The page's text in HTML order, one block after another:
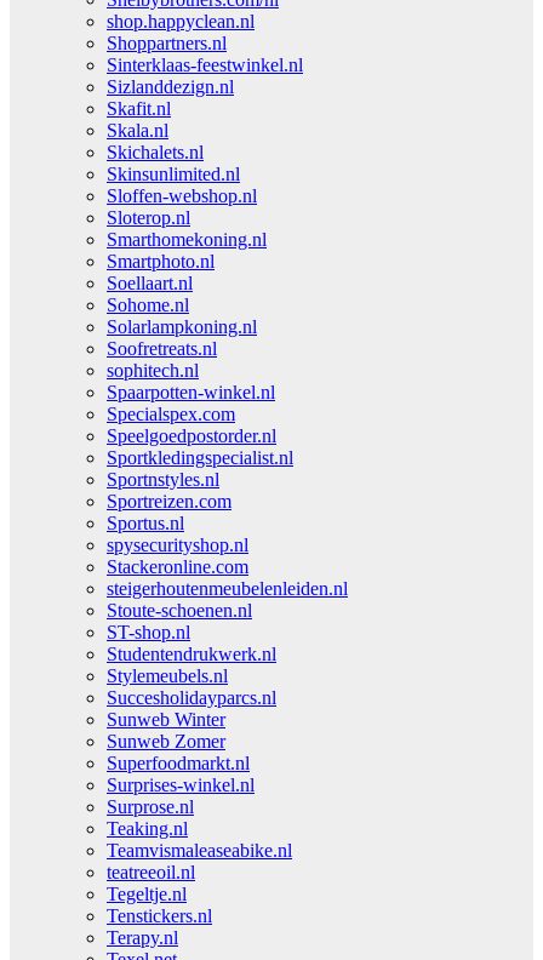
shop.happyclean.nl
Shoppartners.nl
Sinterklaas-feestwinkel.nl
Sizlanddezign.nl
Skafit.nl
Skala.nl
Skichalets.nl
Skinsunlimited.nl
Sloffen-webshop.nl
Sloterop.nl
Smarthomekoning.nl
Smartphoto.nl
Soellaart.nl
Sohome.nl
Solarlampkoning.nl
Soofretreats.nl
sophitech.nl
Spaarpotten-winkel.nl
Specialspex.com
Speelgoedpostorder.nl
Sportkledingspecialist.nl
Sportnstyles.nl
Sportreizen.com
Sportus.nl
spysecurityshop.nl
Stackeronline.com
steigerhoutenmeubelenleiden.nl
Stoute-schoenen.nl
ST-shop.nl
Studentendrukwerk.nl
Stylemeubels.nl
Succesholidayparcs.nl
Sunweb Winter
Sunweb Zomer
Superfoodmarkt.nl
Surprises-winkel.nl
Surprose.nl
Teaking.nl
Teamvismaleaseabike.nl
teatreeoil.nl
Tegeltje.nl
Tenstickers.nl
Terapy.nl